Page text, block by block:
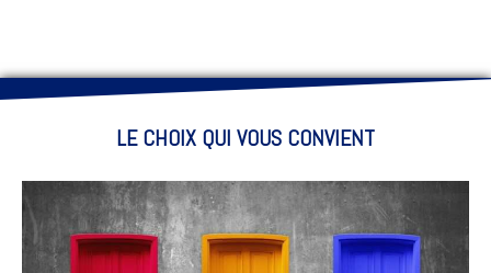
LE CHOIX QUI VOUS CONVIENT